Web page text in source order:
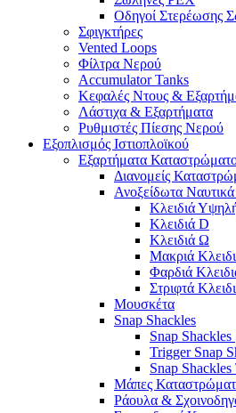
Οδηγοί Στερέωσης
Σφιγκτήρες
Vented Loops
Φίλτρα Νερού
Accumulator Tanks
Κεφαλές Ντους &
Λάστιχα & Εξαρτήματα
Ρυθμιστές Πίεσης Νερού
Εξοπλισμός Ιστιοπλοϊκού
Εξαρτήματα
Διανομείς
Ανοξείδωτα
Κλειδιά
Κλειδιά D
Κλειδιά Ω
Μακριά
Φαρδιά
Στριφτά
Μουσκέτα
Snap Shackles
Snap
Trigger Snap
Snap
Μάπες
Ράουλα &